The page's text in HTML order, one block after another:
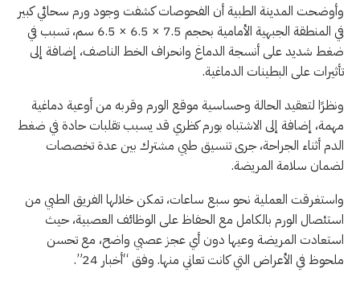
وأوضحت المدينة الطبية أن الفحوصات كشفت وجود ورم سحائي كبير
في المنطقة الجبهية الأمامية بحجم 7.5 × 6.5 × 6.5 سم، تسبب في
ضغط شديد على أنسجة الدماغ وانحراف الخط الناصف، إضافة إلى
تأثيرات على البطينات الدماغية.
ونظرًا لتعقيد الحالة وحساسية موقع الورم وقربه من أوعية دماغية
مهمة، إضافة إلى الاشتباه بورم كظري قد يسبب تقلبات حادة في ضغط
الدم أثناء الجراحة، جرى تنسيق طبي مشترك بين عدة تخصصات
لضمان سلامة المريضة.
واستغرقت العملية نحو سبع ساعات، تمكن خلالها الفريق الطبي من
استئصال الورم بالكامل مع الحفاظ على الوظائف العصبية، حيث
استعادت المريضة وعيها دون أي عجز عصبي واضح، مع تحسن
ملحوظ في الأعراض التي كانت تعاني منها. وفق “أخبار 24”.